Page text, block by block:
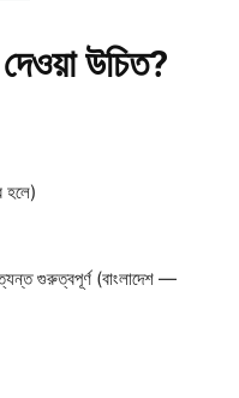
উচিত?
হলে)
গুরুত্বপূর্ণ (বাংলাদেশ —